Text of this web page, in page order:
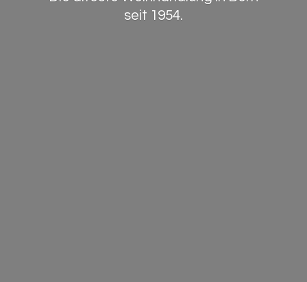
seit 1954.